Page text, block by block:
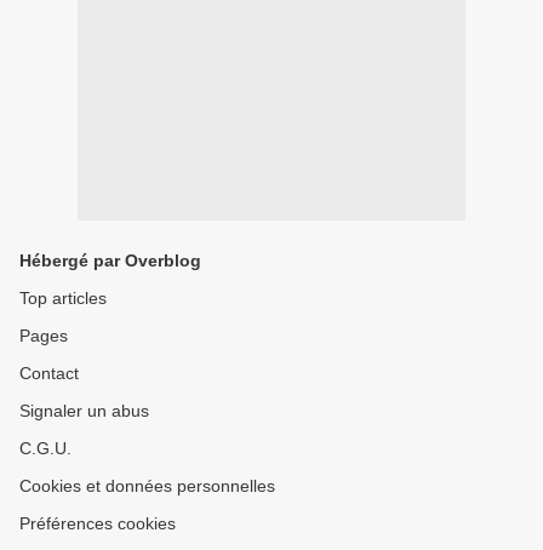
Hébergé par Overblog
Top articles
Pages
Contact
Signaler un abus
C.G.U.
Cookies et données personnelles
Préférences cookies